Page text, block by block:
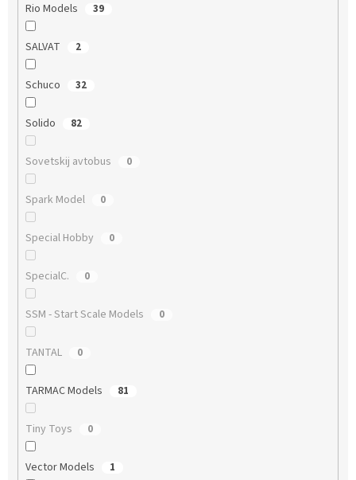
Rio Models 39
SALVAT 2
Schuco 32
Solido 82
Sovetskij avtobus 0
Spark Model 0
Special Hobby 0
SpecialC. 0
SSM - Start Scale Models 0
TANTAL 0
TARMAC Models 81
Tiny Toys 0
Vector Models 1